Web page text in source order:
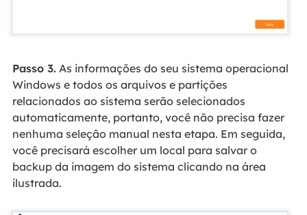
Passo 3.As informações do seu sistema operacional
Windows e todos os arquivos e partições
relacionados ao sistema serão selecionados
automaticamente, portanto, você não precisa fazer
nenhuma seleção manual nesta etapa. Em seguida,
você precisará escolher um local para salvar o
backup da imagem do sistema clicando na área
ilustrada.